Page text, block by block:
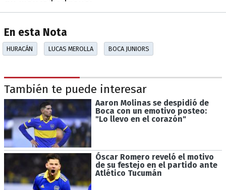
En esta Nota
HURACÁN LUCAS MEROLLA BOCA JUNIORS
También te puede interesar
Aaron Molinas se despidió de
Boca con un emotivo posteo:
"Lo llevo en el corazón"
Óscar Romero reveló el motivo
de su festejo en el partido ante
Atlético Tucumán